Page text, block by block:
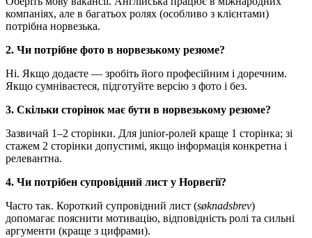
компаніях, але в багатьох ролях (особливо з клієнтами)
потрібна норвезька.
2. Чи потрібне фото в норвезькому резюме?
Ні. Якщо додаєте — зробіть його професійним і доречним.
Якщо сумніваєтеся, підготуйте версію з фото і без.
3. Скільки сторінок має бути в норвезькому резюме?
Зазвичай 1–2 сторінки. Для junior-ролей краще 1 сторінка; зі
стажем 2 сторінки допустимі, якщо інформація конкретна і
релевантна.
4. Чи потрібен супровідний лист у Норвегії?
Часто так. Короткий супровідний лист (søknadsbrev)
допомагає пояснити мотивацію, відповідність ролі та сильні
аргументи (краще з цифрами).